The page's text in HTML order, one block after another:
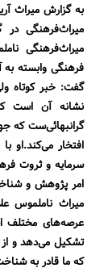
به گزارشمیراث
میراث‌فرهنگی
میراث‌فرهنگی
فرهنگی وابسته
گفت: خبر کوتاه
نشانه آن است
گرانبهائی‌ست که
افتخار می‌کند.او
سرمایه و ثروت
امر پژوهش و
میراث ناملموس
عرصه‌های مختلف
تشکیل می‌دهد و از
که ما قادر به